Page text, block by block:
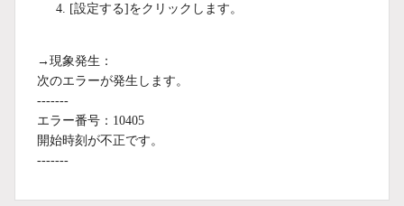
[設定する]をクリックします。
→現象発生：
次のエラーが発生します。
-------
エラー番号：10405
開始時刻が不正です。
-------